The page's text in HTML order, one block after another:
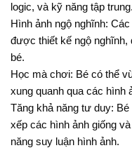
logic, và kỹ năng tập trung.
Hình ảnh ngộ nghĩnh:
được thiết kế ngộ
bé.
Học mà chơi: Bé có thể
xung quanh qua các hình
Tăng khả năng tư duy:
xếp các hình ảnh giống
năng suy luận hình ảnh.